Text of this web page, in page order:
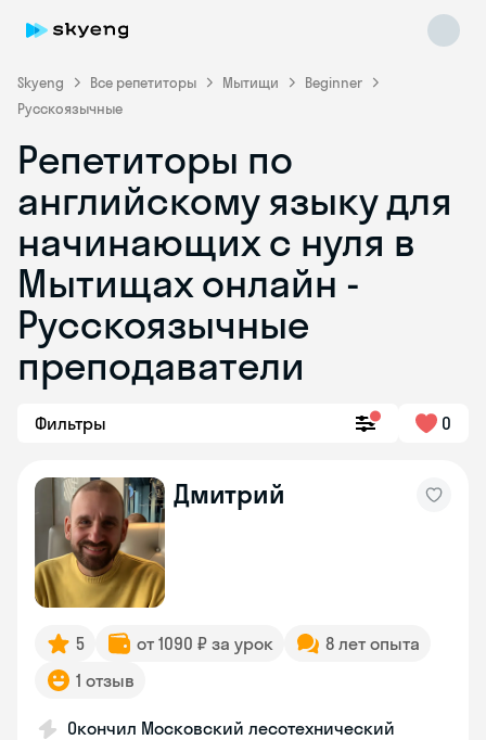
Skyeng Все репетиторы Мытищи
Beginner
Русскоязычные
Репетиторы по
английскому языку для
начинающих с нуля в
Мытищах онлайн -
Русскоязычные
преподаватели
Фильтры 0
Дмитрий
5 от 1090 ₽ за урок
8 лет опыта
1 отзыв
Окончил Московский лесотехнический
Skyeng Chat